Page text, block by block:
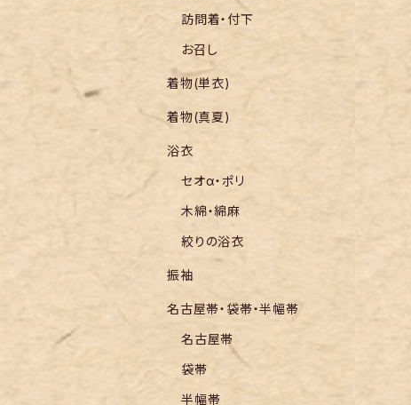
訪問着・付下
お召し
着物(単衣)
着物(真夏)
浴衣
セオα・ポリ
木綿・綿麻
絞りの浴衣
振袖
名古屋帯・袋帯・半幅帯
名古屋帯
袋帯
半幅帯